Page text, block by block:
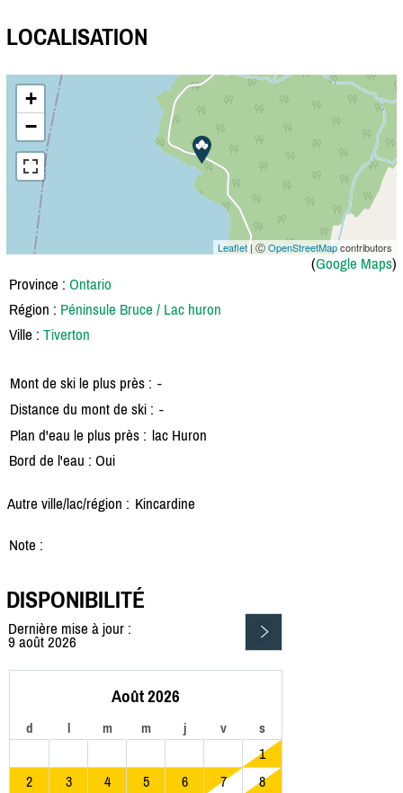
LOCALISATION
+
−
Leaflet| ⒸOpenStreetMapcontributors
(Google Maps)
Province : Ontario
Région : Péninsule Bruce / Lac huron
Ville : Tiverton
Mont de ski le plus près : -
Distance du mont de ski : -
Plan d'eau le plus près : lac Huron
Bord de l'eau : Oui
Autre ville/lac/région : Kincardine
Note :
DISPONIBILITÉ
Dernière mise à jour :
9 août 2026
Août 2026
d l m m j v s
1
2
3 4 5 6 7 8